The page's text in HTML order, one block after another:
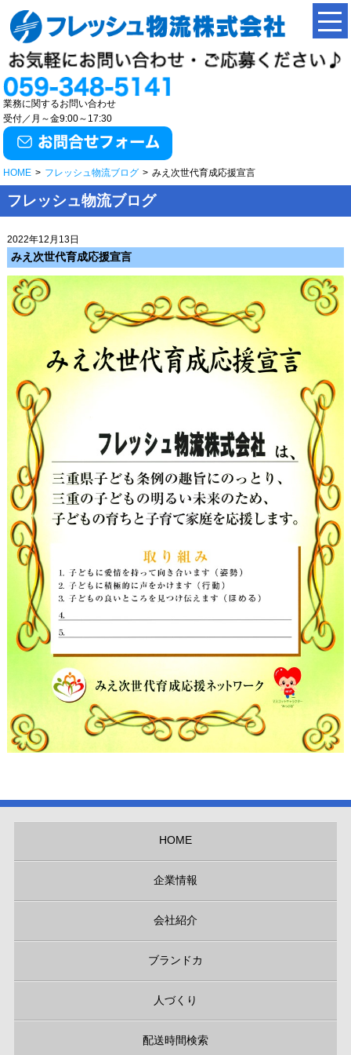
業務に関するお問い合わせ
受付／月～金9:00～17:30
HOME > フレッシュ物流ブログ > みえ次世代育成応援宣言
フレッシュ物流ブログ
2022年12月13日
みえ次世代育成応援宣言
HOME
企業情報
会社紹介
ブランドカ
人づくり
配送時間検索